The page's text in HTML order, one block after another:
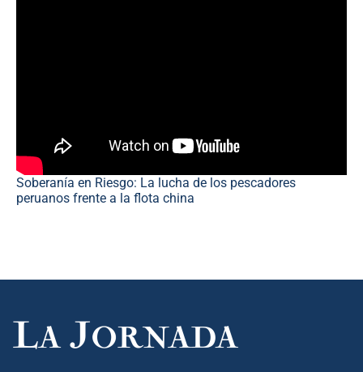
Soberanía en Riesgo: La lucha de los pescadores
peruanos frente a la flota china